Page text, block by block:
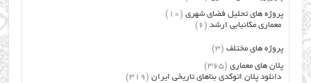
پروژه های تحلیل فضای شهری (10)
معماری مکانیابی ارشد (6)
پروژه های مختلف (3)
پلان های معماری (365)
دانلود پلان اتوکدی بناهای تاریخی ایران (319)